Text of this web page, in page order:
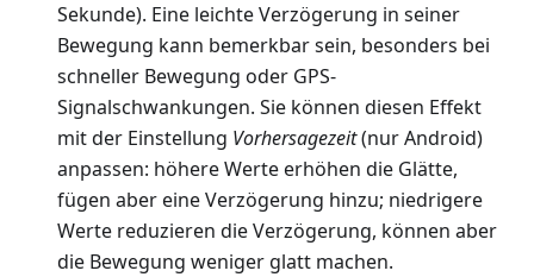
Sekunde). Eine leichte Verzögerung in seiner
Bewegung kann bemerkbar sein, besonders bei
schneller Bewegung oder GPS-
Signalschwankungen. Sie können diesen Effekt
mit der Einstellung Vorhersagezeit(nur Android)
anpassen: höhere Werte erhöhen die Glätte,
fügen aber eine Verzögerung hinzu; niedrigere
Werte reduzieren die Verzögerung, können aber
die Bewegung weniger glatt machen.